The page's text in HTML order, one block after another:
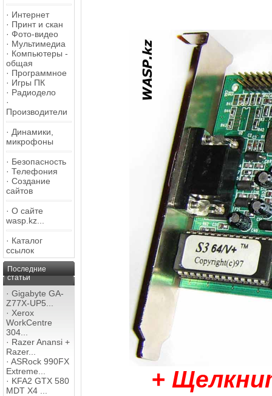
· Интернет
· Принт и скан
· Фото-видео
· Мультимедиа
· Компьютеры -
общая
· Программное
· Игры ПК
· Радиодело
·
Производители
· Динамики,
микрофоны
· Безопасность
· Телефония
· Создание
сайтов
· О сайте
wasp.kz...
· Каталог
ссылок
Последние
статьи
· Gigabyte GA-
Z77X-UP5...
· Xerox
WorkCentre
304...
· Razer Anansi +
Razer...
· ASRock 990FX
Extreme...
· KFA2 GTX 580
MDT X4 ...
+